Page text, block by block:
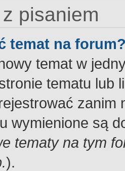
pisaniem
temat na
temat w
tematu lub
wymienione są
tematy na tym
).